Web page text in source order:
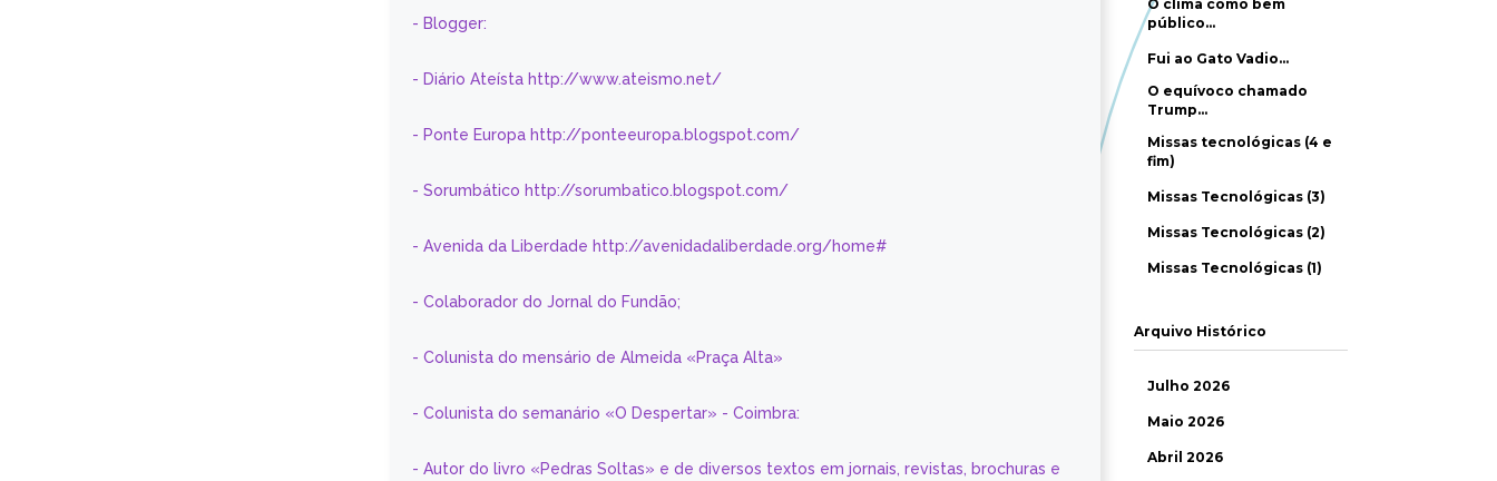
- Blogger:
- Diário Ateísta http://www.ateismo.net/
- Ponte Europa http://ponteeuropa.blogspot.com/
- Sorumbático http://sorumbatico.blogspot.com/
- Avenida da Liberdade http://avenidadaliberdade.org/home#
- Colaborador do Jornal do Fundão;
- Colunista do mensário de Almeida «Praça Alta»
- Colunista do semanário «O Despertar» - Coimbra:
- Autor do livro «Pedras Soltas» e de diversos textos em jornais, revistas, brochuras e
O clima como bem
público…
Fui ao Gato Vadio…
O equívoco chamado
Trump…
Missas tecnológicas (4 e
fim)
Missas Tecnológicas (3)
Missas Tecnológicas (2)
Missas Tecnológicas (1)
Arquivo Histórico
Julho 2026
Maio 2026
Abril 2026